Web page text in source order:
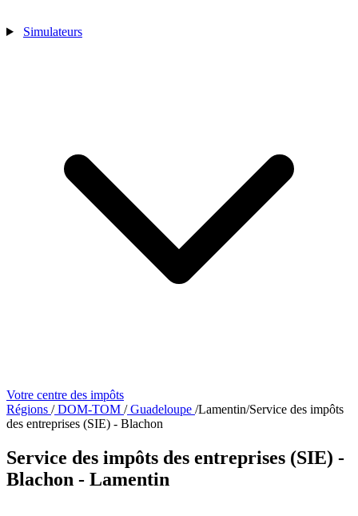
Simulateurs
Votre centre des impôts
Régions /DOM-TOM /Guadeloupe /Lamentin/Service des impôts
des entreprises (SIE) - Blachon
Service des impôts des entreprises (SIE) -
Blachon - Lamentin